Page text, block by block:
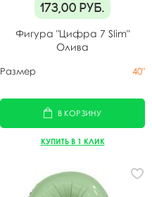
173,00 руб.
Фигура "Цифра 7 Slim"
Олива
Размер 40"
В КОРЗИНУ
КУПИТЬ В 1 КЛИК